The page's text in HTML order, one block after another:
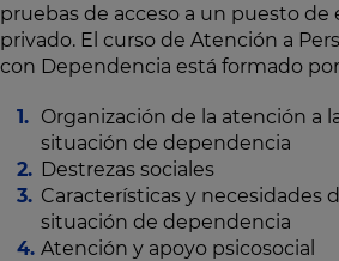
pruebas de acceso a un puesto
privado. El curso de Atención a
con Dependencia está formado
Organización de la atención a
situación de dependencia
Destrezas sociales
Características y necesidades
situación de dependencia
Atención y apoyo psicosocial